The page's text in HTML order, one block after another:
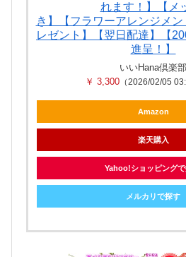
れます！】【メ
き】【フラワーアレンジメ
レゼント】【翌日配達】【
進呈！】
いいHana倶楽部
￥ 3,300 （2026/02/05
Amazon
楽天購入
Yahoo!ショッピング
メルカリで探す